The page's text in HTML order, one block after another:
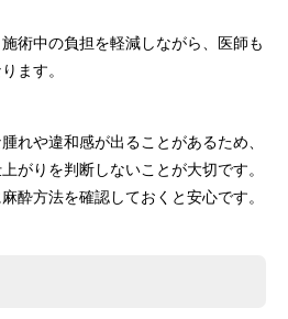
術中の負担を軽減しながら、医師も
ます。
れや違和感が出ることがあるため、
がりを判断しないことが大切です。
酔方法を確認しておくと安心です。